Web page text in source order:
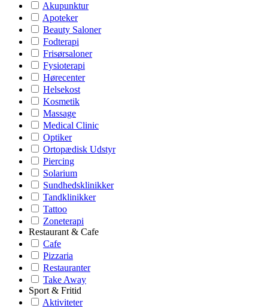
Akupunktur
Apoteker
Beauty Saloner
Fodterapi
Frisørsaloner
Fysioterapi
Hørecenter
Helsekost
Kosmetik
Massage
Medical Clinic
Optiker
Ortopædisk Udstyr
Piercing
Solarium
Sundhedsklinikker
Tandklinikker
Tattoo
Zoneterapi
Restaurant & Cafe
Cafe
Pizzaria
Restauranter
Take Away
Sport & Fritid
Aktiviteter